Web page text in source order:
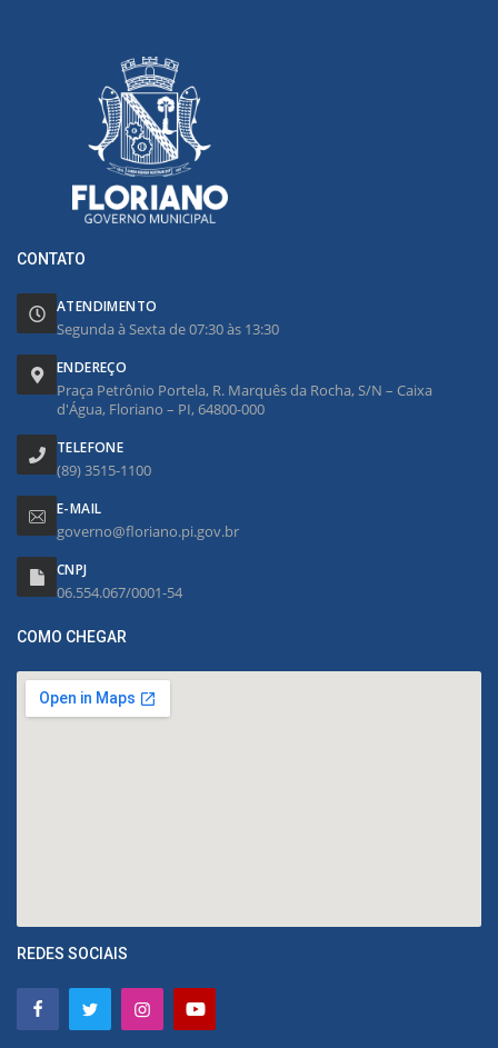
CONTATO
ATENDIMENTO
Segunda à Sexta de 07:30 às 13:30
ENDEREÇO
Praça Petrônio Portela, R. Marquês da Rocha, S/N – Caixa
d'Água, Floriano – PI, 64800-000
TELEFONE
(89) 3515-1100
E-MAIL
governo@floriano.pi.gov.br
CNPJ
06.554.067/0001-54
COMO CHEGAR
REDES SOCIAIS